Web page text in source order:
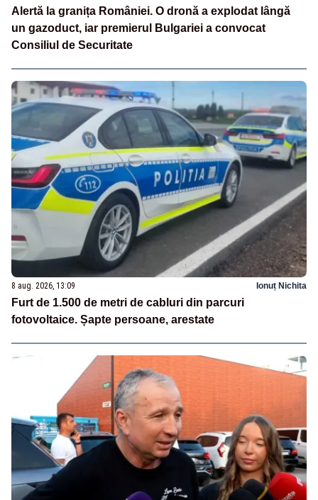
Alertă la granița României. O dronă a explodat lângă
un gazoduct, iar premierul Bulgariei a convocat
Consiliul de Securitate
8 aug. 2026, 13:09 Ionuț Nichita
Furt de 1.500 de metri de cabluri din parcuri
fotovoltaice. Șapte persoane, arestate